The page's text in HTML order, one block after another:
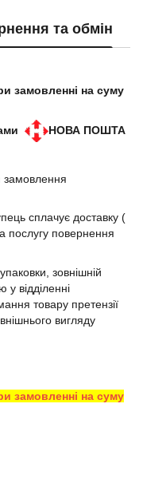
та обмін
замовленні на суму
НОВА ПОШТА
сплачує доставку (
послугу повернення
зовнішній
у відділенні
товару претензії
вигляду
замовленні на суму